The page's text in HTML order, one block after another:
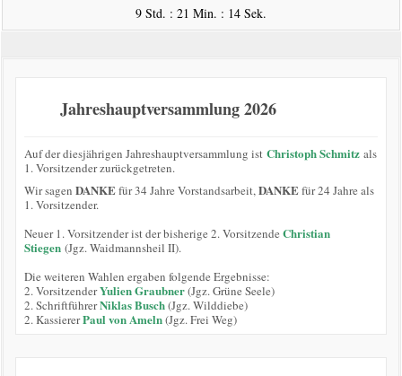
9 Std. : 21 Min. : 14 Sek.
Jahreshauptversammlung 2026
Auf der diesjährigen Jahreshauptversammlung ist Christoph Schmitzals
1. Vorsitzender zurückgetreten.
Wir sagen DANKEfür 34 Jahre Vorstandsarbeit,DANKEfür 24 Jahre als
1. Vorsitzender.
Neuer 1. Vorsitzender ist der bisherige 2. Vorsitzende Christian
Stiegen (Jgz. Waidmannsheil II).
Die weiteren Wahlen ergaben folgende Ergebnisse:
2. VorsitzenderYulien Graubner(Jgz. Grüne Seele)
2. SchriftführerNiklas Busch(Jgz. Wilddiebe)
2. KassiererPaul von Ameln(Jgz. Frei Weg)